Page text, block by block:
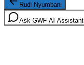
Rudi Nyumbani
Ask GWF AI Assistant